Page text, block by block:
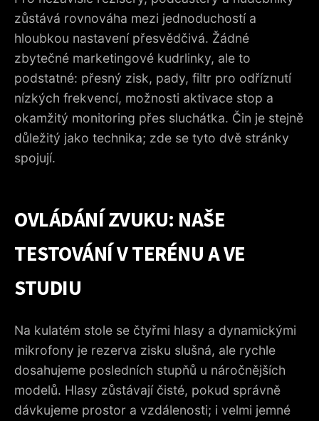
zůstává rovnováha mezi jednoduchostí a
hloubkou nastavení přesvědčivá. Žádné
zbytečné marketingové kudrlinky, ale to
podstatné: přesný zisk, pady, filtr pro odříznutí
nízkých frekvencí, možnosti aktivace stop a
okamžitý monitoring přes sluchátka. Čin je stejně
důležitý jako technika; zde se tyto dvě stránky
spojují.
OVLÁDÁNÍ ZVUKU: NAŠE
TESTOVÁNÍ V TERÉNU A VE
STUDIU
Na kulatém stole se čtyřmi hlasy a dynamickými
mikrofony je rezerva zisku slušná, ale rychle
dosahujeme posledních stupňů u náročnějších
modelů. Hlasy zůstávají čisté, pokud správně
dávkujeme prostor a vzdálenosti; i velmi jemné